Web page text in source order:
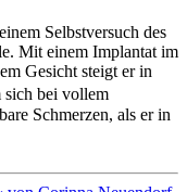
Selbstversuch des
Mit einem Implantat im
Gesicht steigt er in
bei vollem
Schmerzen, als er in